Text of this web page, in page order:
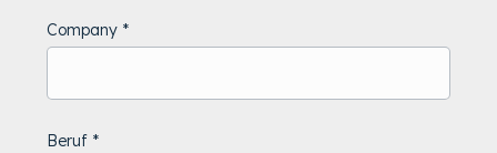
Company
Beruf